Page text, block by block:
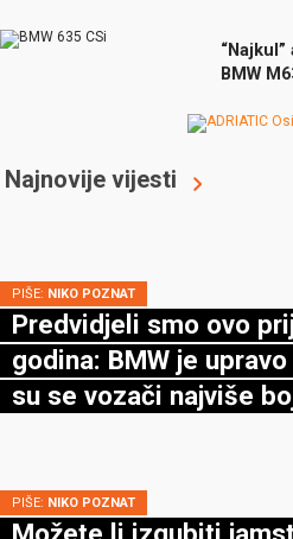
BMW
Najnovije vijesti
PIŠE: NIKO POZNAT
Predvidjeli smo ovo
godina: BMW je
su se vozači najviše
PIŠE: NIKO POZNAT
Možete li izgubiti